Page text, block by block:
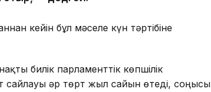
кейін бұл мәселе күн тәртібіне
билік парламенттік көпшілік
сайлауы әр төрт жыл сайын өтеді, соңғысы